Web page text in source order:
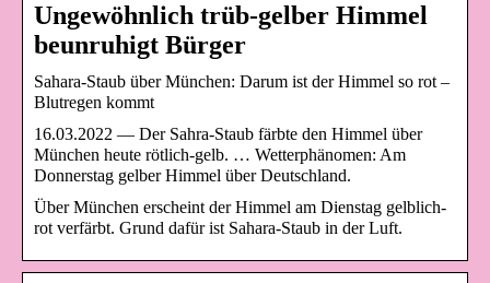
Ungewöhnlich trüb-gelber Himmel
beunruhigt Bürger
Sahara-Staub über München: Darum ist der Himmel so rot –
Blutregen kommt
16.03.2022 — Der Sahra-Staub färbte den Himmel über
München heute rötlich-gelb. … Wetterphänomen: Am
Donnerstag gelber Himmel über Deutschland.
Über München erscheint der Himmel am Dienstag gelblich-
rot verfärbt. Grund dafür ist Sahara-Staub in der Luft.